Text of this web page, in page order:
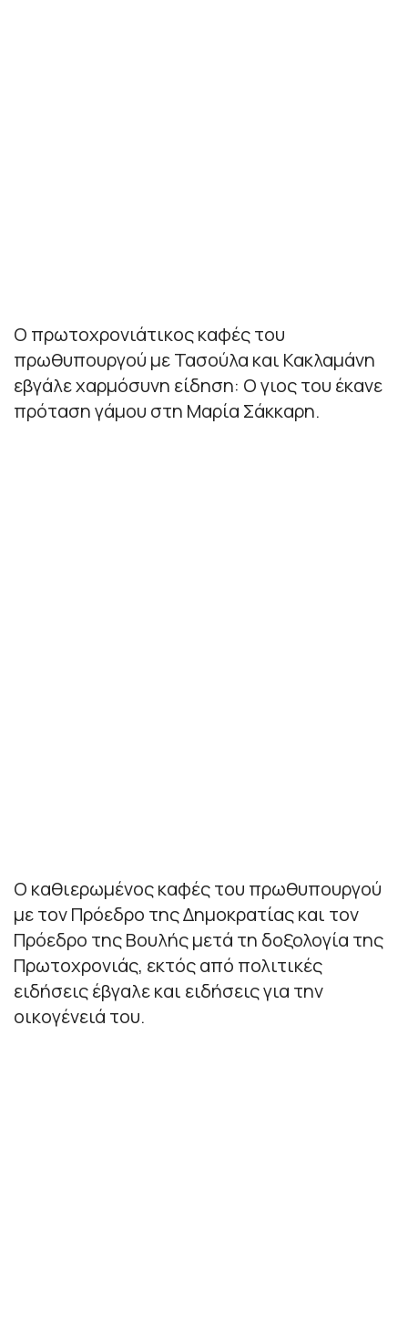
Ο πρωτοχρονιάτικος καφές του
πρωθυπουργού με Τασούλα και Κακλαμάνη
εβγάλε χαρμόσυνη είδηση: Ο γιος του έκανε
πρόταση γάμου στη Μαρία Σάκκαρη.
Ο καθιερωμένος καφές του πρωθυπουργού
με τον Πρόεδρο της Δημοκρατίας και τον
Πρόεδρο της Βουλής μετά τη δοξολογία της
Πρωτοχρονιάς, εκτός από πολιτικές
ειδήσεις έβγαλε και ειδήσεις για την
οικογένειά του.